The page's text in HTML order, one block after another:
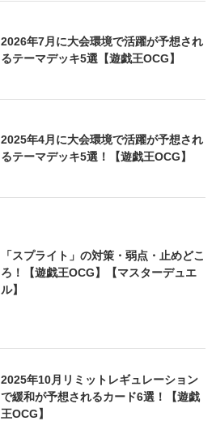
2026年7月に大会環境で活躍が予想され
るテーマデッキ5選【遊戯王OCG】
2025年4月に大会環境で活躍が予想され
るテーマデッキ5選！【遊戯王OCG】
「スプライト」の対策・弱点・止めどこ
ろ！【遊戯王OCG】【マスターデュエ
ル】
2025年10月リミットレギュレーション
で緩和が予想されるカード6選！【遊戯
王OCG】